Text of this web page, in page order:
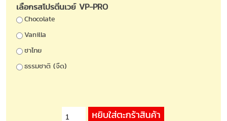
เลือกรสโปรตีนเวย์ VP-PRO
Chocolate
Vanilla
ชาไทย
ธรรมชาติ (จืด)